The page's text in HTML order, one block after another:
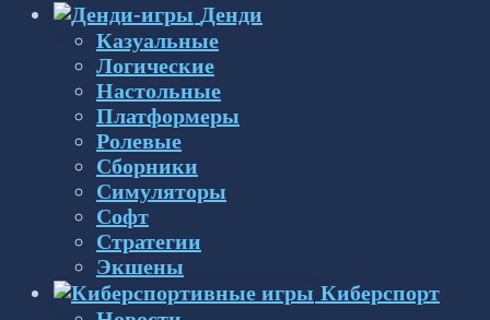
Денди
Казуальные
Логические
Настольные
Платформеры
Ролевые
Сборники
Симуляторы
Софт
Стратегии
Экшены
Киберспорт